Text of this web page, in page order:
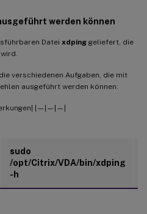
werden können
Datei xdping geliefert, die
verschiedenen Aufgaben, die mit
ausgeführt werden können:
|—|—|—|
sudo
/opt/Citrix/VDA/bin/xdping
-h